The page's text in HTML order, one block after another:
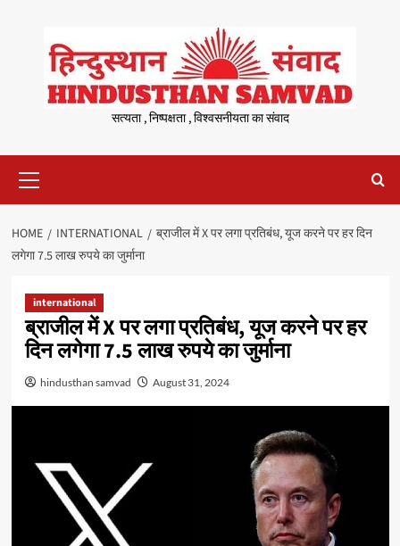
content
सत्यता , निष्पक्षता , विश्वसनीयता का संवाद
Menu
HOME INTERNATIONAL
ब्राजील में X पर लगा प्रतिबंध, यूज करने पर हर दिन
लगेगा 7.5 लाख रुपये का जुर्माना
international
ब्राजील में X पर लगा प्रतिबंध, यूज करने पर हर
दिन लगेगा 7.5 लाख रुपये का जुर्माना
hindusthan samvad August 31, 2024